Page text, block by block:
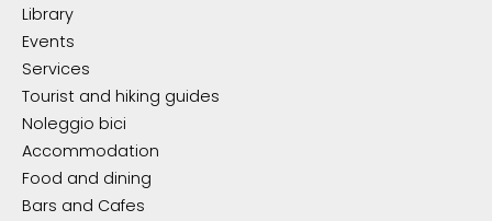
Library
Events
Services
Tourist and hiking guides
Noleggio bici
Accommodation
Food and dining
Bars and Cafes